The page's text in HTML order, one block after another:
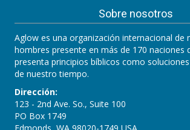
Sobre nosotros
Aglow es una organización internacional de
hombres presente en más de 170 naciones
presenta principios bíblicos como
de nuestro tiempo.
Dirección:
123 - 2nd Ave. So., Suite 100
PO Box 1749